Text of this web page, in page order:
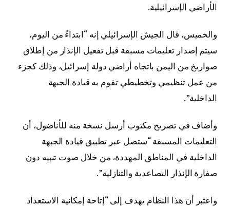
الأراضي الإسرائيلية.
والخميس، قال الجيش الإسرائيلي إنه “ابتداءً من اليوم،
سيتم إصدار تعليمات مسبقة قبل تفعيل الإنذار من إطلاق
صواريخ من اليمن باتجاه أراضي دولة إسرائيل، وذلك كجزء
من عمل تنظيمي وتخطيطي تقوم به قيادة الجبهة
الداخلية”.
وأضاف في تصريح مكتوب أرسل نسخة منه للأناضول، أن
التعليمات المسبقة “ستصل عبر تطبيق قيادة الجبهة
الداخلية في المناطق المهددة، من خلال صوت تنبيه دون
صفارة الإنذار التصاعدية والتنازلية”.
واعتبر أن هذا النظام يهدف إلى “إتاحة إمكانية الاستعداد